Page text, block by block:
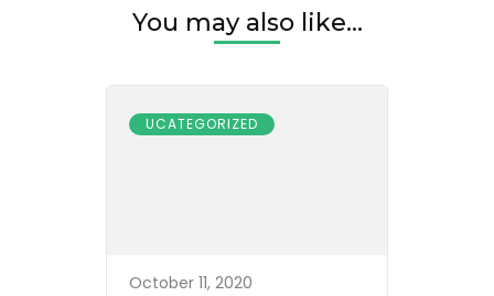
You may also like...
UCATEGORIZED
October 11, 2020